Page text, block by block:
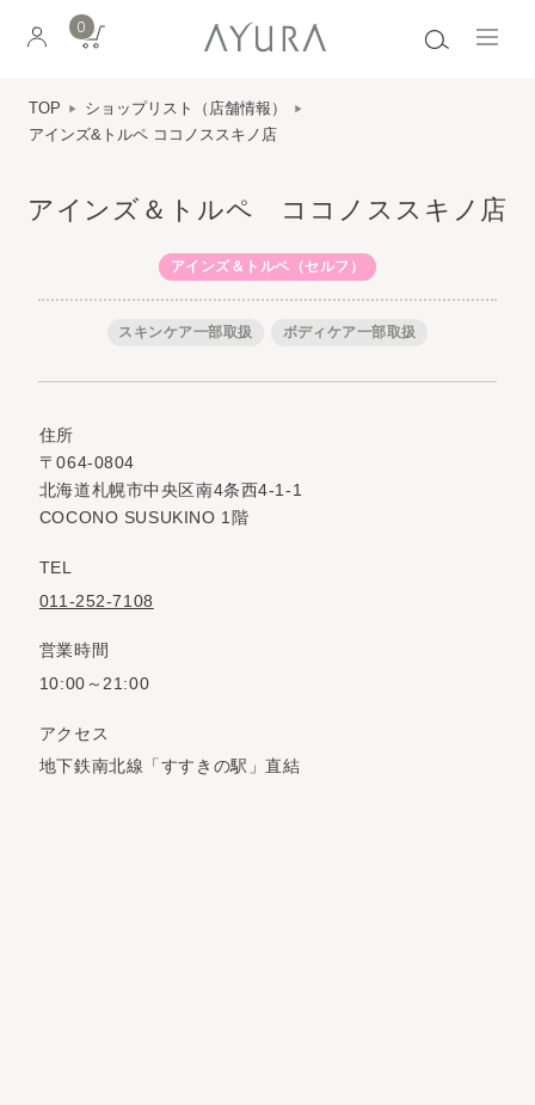
0
TOP
ショップリスト（店舗情報）
アインズ&トルペ ココノススキノ店
アインズ＆トルペ ココノススキノ店
アインズ＆トルペ（セルフ）
スキンケア一部取扱 ボディケア一部取扱
住所
〒064-0804
北海道札幌市中央区南4条西4-1-1
COCONO SUSUKINO 1階
TEL
011-252-7108
営業時間
10:00～21:00
アクセス
地下鉄南北線「すすきの駅」直結